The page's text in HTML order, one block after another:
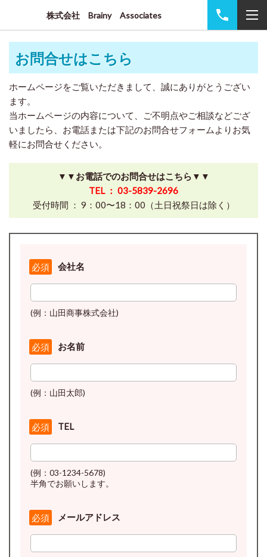
株式会社 Brainy Associates
お問合せはこちら
ホームページをご覧いただきまして、誠にありがとうござい
ます。
当ホームページの内容について、ご不明点やご相談などござ
いましたら、お電話または下記のお問合せフォームよりお気
軽にお問合せください。
▼▼お電話でのお問合せはこちら▼▼
TEL ： 03-5839-2696
受付時間 ： 9：00〜18：00（土日祝祭日は除く）
会社名
必須
(例：山田商事株式会社)
お名前
必須
(例：山田太郎)
TEL
必須
(例：03-1234-5678)
半角でお願いします。
メールアドレス
必須